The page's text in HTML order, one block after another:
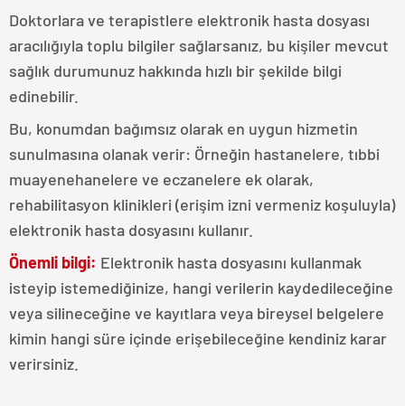
Doktorlara ve terapistlere elektronik hasta dosyası
aracılığıyla toplu bilgiler sağlarsanız, bu kişiler mevcut
sağlık durumunuz hakkında hızlı bir şekilde bilgi
edinebilir.
Bu, konumdan bağımsız olarak en uygun hizmetin
sunulmasına olanak verir: Örneğin hastanelere, tıbbi
muayenehanelere ve eczanelere ek olarak,
rehabilitasyon klinikleri (erişim izni vermeniz koşuluyla)
elektronik hasta dosyasını kullanır.
Önemli bilgi: Elektronik hasta dosyasını kullanmak
isteyip istemediğinize, hangi verilerin kaydedileceğine
veya silineceğine ve kayıtlara veya bireysel belgelere
kimin hangi süre içinde erişebileceğine kendiniz karar
verirsiniz.